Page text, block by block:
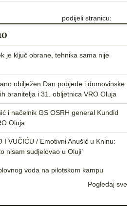
podijeli stranicu:
je ključ obrane, tehnika sama nije
obilježen Dan pobjede i domovinske
branitelja i 31. obljetnica VRO Oluja
i načelnik GS OSRH general Kundid
Oluja
I VUČIĆU / Emotivni Anušić u Kninu:
nisam sudjelovao u Oluji’
voda na pilotskom kampu
Pogledaj sve